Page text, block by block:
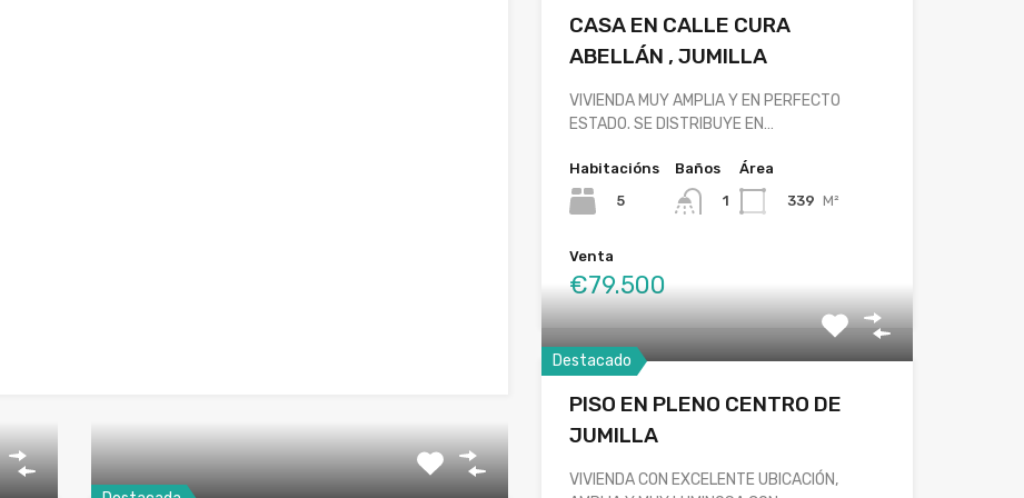
CASA EN CALLE CURA
ABELLÁN , JUMILLA
VIVIENDA MUY AMPLIA Y EN PERFECTO
ESTADO. SE DISTRIBUYE EN…
Habitacións
5
Baños
1
Área
339 M²
Venta
€79.500
Destacado
PISO EN PLENO CENTRO DE
JUMILLA
VIVIENDA CON EXCELENTE UBICACIÓN,